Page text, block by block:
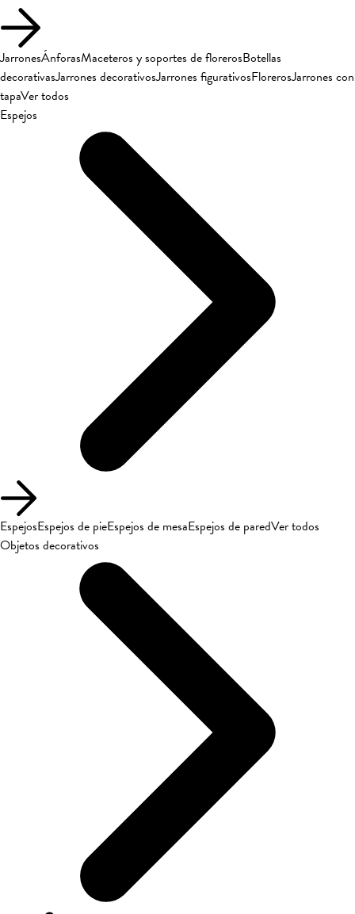
JarronesÁnforasMaceteros y soportes de florerosBotellas
decorativasJarrones decorativosJarrones figurativosFlorerosJarrones con
tapaVer todos
Espejos
EspejosEspejos de pieEspejos de mesaEspejos de paredVer todos
Objetos decorativos